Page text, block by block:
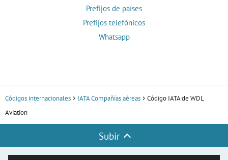
Prefijos de países
Prefijos telefónicos
Whatsapp
Códigos internacionales IATA Compañías aéreas
Código IATA de WDL
Aviation
Subir